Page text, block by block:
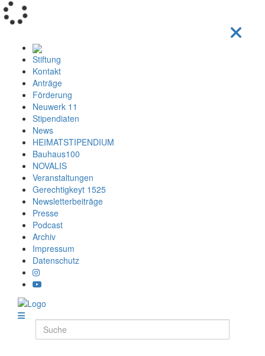
Stiftung
Kontakt
Anträge
Förderung
Neuwerk 11
Stipendiaten
News
HEIMATSTIPENDIUM
Bauhaus100
NOVALIS
Veranstaltungen
Gerechtigkeyt 1525
Newsletterbeiträge
Presse
Podcast
Archiv
Impressum
Datenschutz